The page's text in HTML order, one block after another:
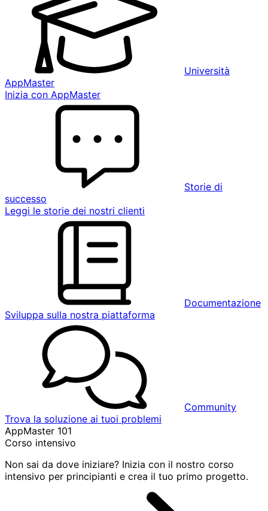
Università
AppMaster
Inizia con AppMaster
Storie di
successo
Leggi le storie dei nostri clienti
Documentazione
Sviluppa sulla nostra piattaforma
Community
Trova la soluzione ai tuoi problemi
AppMaster 101
Corso intensivo
Non sai da dove iniziare? Inizia con il nostro corso
intensivo per principianti e crea il tuo primo progetto.